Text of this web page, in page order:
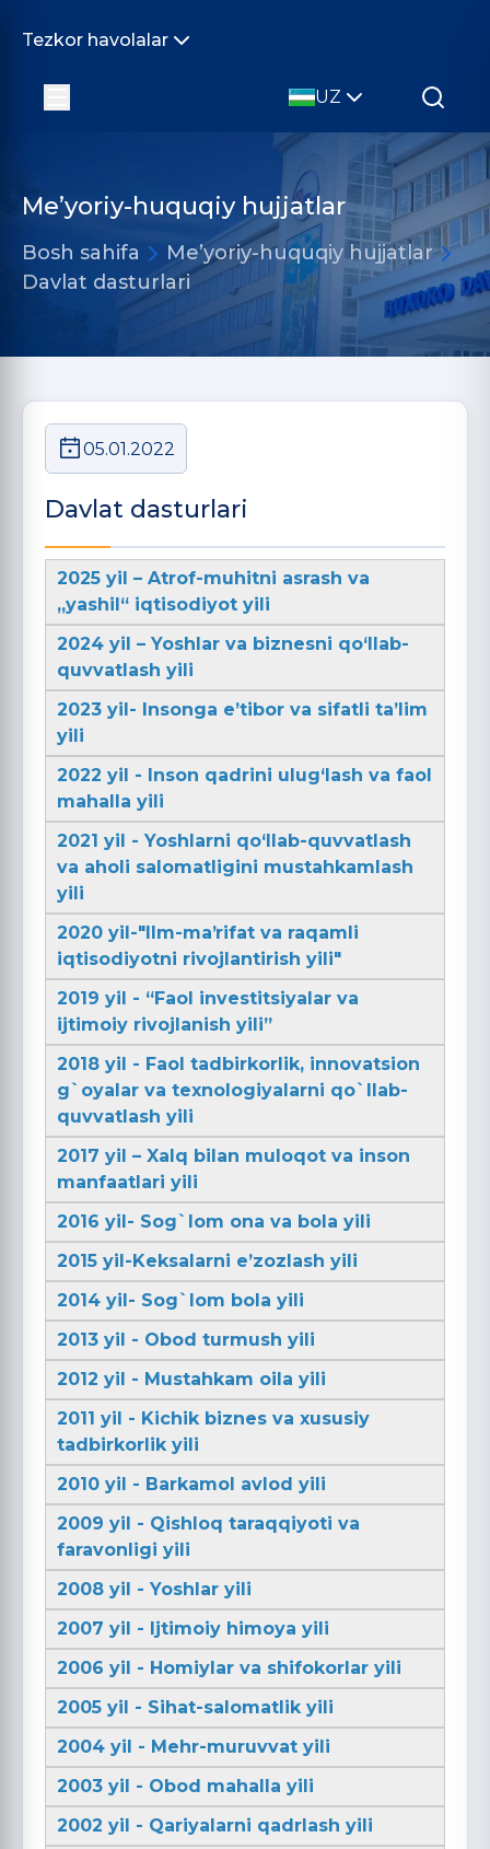
Tezkor havolalar
UZ
Me’yoriy-huquqiy hujjatlar
Bosh sahifa
Me’yoriy-huquqiy hujjatlar
Davlat dasturlari
05.01.2022
Davlat dasturlari
2025 yil – Atrof-muhitni asrash va
„yashil“ iqtisodiyot yili
2024 yil – Yoshlar va biznesni qo‘llab-
quvvatlash yili
2023 yil- Insonga e’tibor va sifatli ta’lim
yili
2022 yil - Inson qadrini ulug‘lash va faol
mahalla yili
2021 yil - Yoshlarni qo‘llab-quvvatlash
va aholi salomatligini mustahkamlash
yili
2020 yil-"Ilm-maʼrifat va raqamli
iqtisodiyotni rivojlantirish yili"
2019 yil - “Faol investitsiyalar va
ijtimoiy rivojlanish yili”
2018 yil - Faol tadbirkorlik, innovatsion
g`oyalar va texnologiyalarni qo`llab-
quvvatlash yili
2017 yil – Xalq bilan muloqot va inson
manfaatlari yili
2016 yil- Sog`lom ona va bola yili
2015 yil-Keksalarni e’zozlash yili
2014 yil- Sog`lom bola yili
2013 yil - Obod turmush yili
2012 yil - Mustahkam oila yili
2011 yil - Kichik biznes va xususiy
tadbirkorlik yili
2010 yil - Barkamol avlod yili
2009 yil - Qishloq taraqqiyoti va
faravonligi yili
2008 yil - Yoshlar yili
2007 yil - Ijtimoiy himoya yili
2006 yil - Homiylar va shifokorlar yili
2005 yil - Sihat-salomatlik yili
2004 yil - Mehr-muruvvat yili
2003 yil - Obod mahalla yili
2002 yil - Qariyalarni qadrlash yili